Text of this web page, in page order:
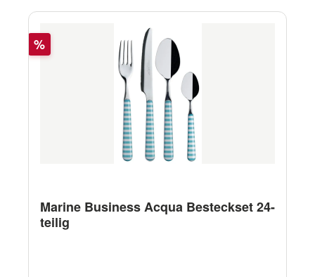
Rabatt
%
Marine Business Acqua Besteckset 24-
teilig